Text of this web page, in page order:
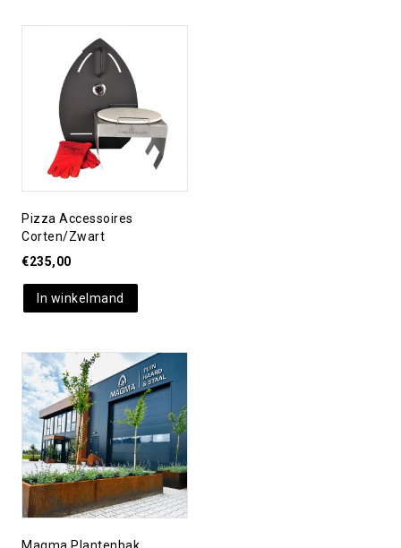
Pizza Accessoires
Corten/zwart
€235,00
In winkelmand